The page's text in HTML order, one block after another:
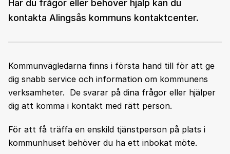
Har du frågor eller behöver hjälp kan du
kontakta Alingsås kommuns kontaktcenter.
Kommunvägledarna finns i första hand till för att ge
dig snabb service och information om kommunens
verksamheter. De svarar på dina frågor eller hjälper
dig att komma i kontakt med rätt person.
För att få träffa en enskild tjänstperson på plats i
kommunhuset behöver du ha ett inbokat möte.